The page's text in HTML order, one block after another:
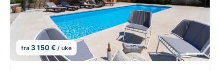
fra 3 150 € / uke